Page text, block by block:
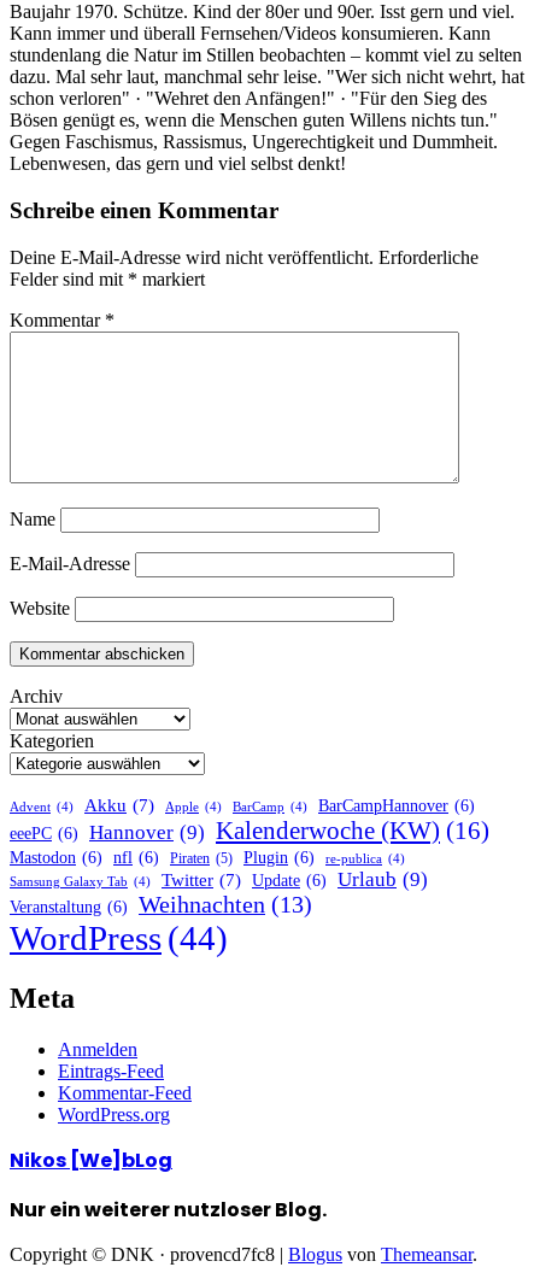
Baujahr 1970. Schütze. Kind der 80er und 90er. Isst gern und viel.
Kann immer und überall Fernsehen/Videos konsumieren. Kann
stundenlang die Natur im Stillen beobachten – kommt viel zu selten
dazu. Mal sehr laut, manchmal sehr leise. "Wer sich nicht wehrt, hat
schon verloren" · "Wehret den Anfängen!" · "Für den Sieg des
Bösen genügt es, wenn die Menschen guten Willens nichts tun."
Gegen Faschismus, Rassismus, Ungerechtigkeit und Dummheit.
Lebenwesen, das gern und viel selbst denkt!
Schreibe einen Kommentar
Deine E-Mail-Adresse wird nicht veröffentlicht. Erforderliche
Felder sind mit * markiert
Kommentar *
Name
E-Mail-Adresse
Website
Archiv
Kategorien
Advent (4) Akku (7) Apple (4) BarCamp (4) BarCampHannover (6)
eeePC (6) Hannover (9) Kalenderwoche (KW) (16)
Mastodon (6) nfl (6) Piraten (5) Plugin (6) re-publica (4)
Samsung Galaxy Tab (4) Twitter (7) Update (6) Urlaub (9)
Veranstaltung (6) Weihnachten (13)
WordPress(44)
Meta
Anmelden
Eintrags-Feed
Kommentar-Feed
WordPress.org
Nikos [We]bLog
Nur ein weiterer nutzloser Blog.
Copyright © DNK · provencd7fc8 | Blogus von Themeansar.